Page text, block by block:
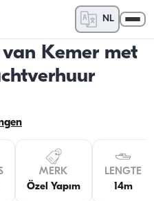
NL
Kemer met
MERK
Özel Yapım
LENGTE
14m